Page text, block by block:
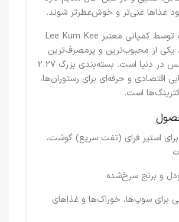
غذاها غنی‌تر و خوش‌عطرتر شوند.
توسط کمپانی معتبر Lee Kum Kee
از محبوب‌ترین و پرمصرف‌ترین
در دنیا است. بسته‌بندی بزرگ 2.27
اقتصادی و حرفه‌ای برای رستوران‌ها،
است.
استیر فرای (تفت سریع) گوشت،
و برنج سرخ‌شده
برای سوپ‌ها، خوراک‌ها و غذاهای